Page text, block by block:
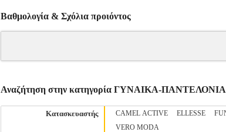
Βαθμολογία & Σχόλια προιόντος
Αναζήτηση στην κατηγορία ΓΥΝΑΙΚΑ-ΠΑΝΤΕΛΟΝΙΑ
Κατασκευαστής CAMEL ACTIVE ELLESSE
VERO MODA